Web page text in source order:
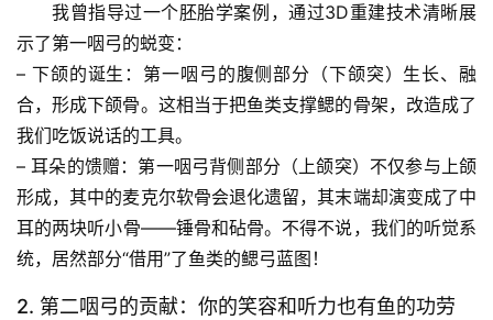
我曾指导过一个胚胎学案例，通过3D重建技术清晰展
示了第一咽弓的蜕变：
– 下颌的诞生 ：第一咽弓的腹侧部分（下颌突）生长、融
合，形成下颌骨。这相当于把鱼类支撑鳃的骨架，改造成了
我们吃饭说话的工具。
– 耳朵的馈赠 ：第一咽弓背侧部分（上颌突）不仅参与上颌
形成，其中的麦克尔软骨会退化遗留，其末端却演变成了中
耳的两块听小骨——锤骨和砧骨。 不得不说，我们的听觉系
统，居然部分“借用”了鱼类的鳃弓蓝图！
2. 第二咽弓的贡献：你的笑容和听力也有鱼的功劳